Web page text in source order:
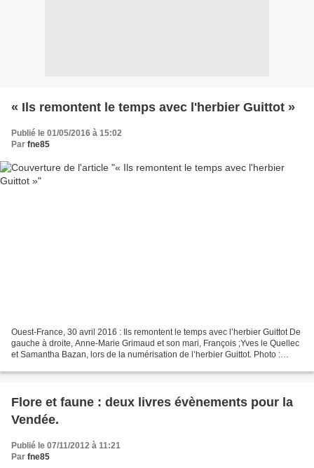
« Ils remontent le temps avec l'herbier Guittot »
Publié le 01/05/2016 à 15:02
Par fne85
Ouest-France, 30 avril 2016 : Ils remontent le temps avec l’herbier Guittot De
gauche à droite, Anne-Marie Grimaud et son mari, François ;Yves le Quellec
et Samantha Bazan, lors de la numérisation de l’herbier Guittot. Photo :
Flore et faune : deux livres évènements pour la
Vendée.
Publié le 07/11/2012 à 11:21
Par fne85